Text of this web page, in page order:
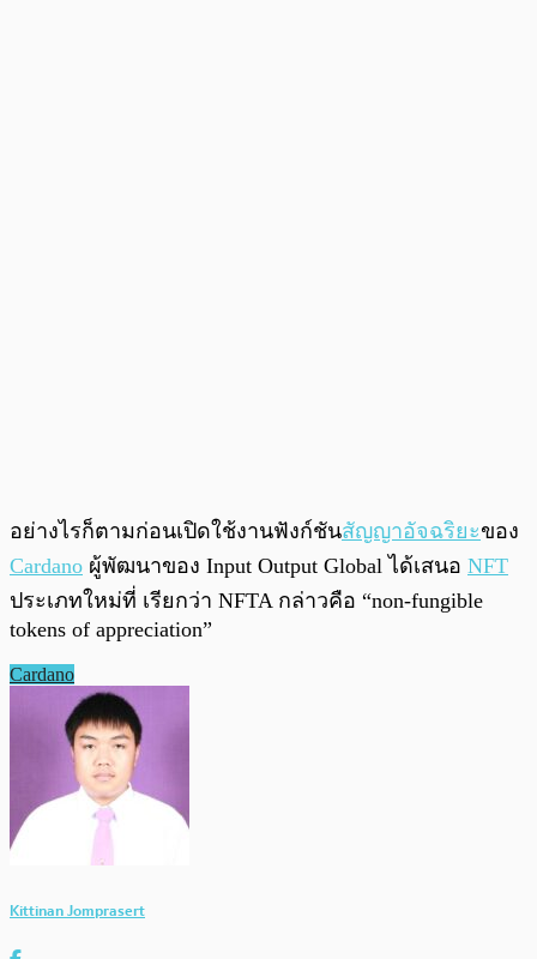
อย่างไรก็ตามก่อนเปิดใช้งานฟังก์ชันสัญญาอัจฉริยะของ
Cardano ผู้พัฒนาของ Input Output Global ได้เสนอ NFT
ประเภทใหม่ที่ เรียกว่า NFTA กล่าวคือ “non-fungible
tokens of appreciation”
Cardano
Kittinan Jomprasert